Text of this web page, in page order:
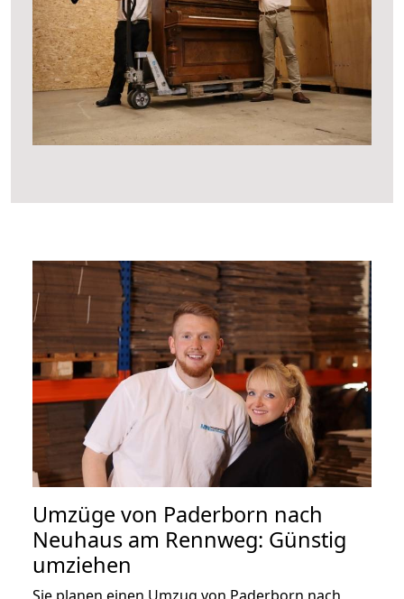
Umzüge von Paderborn nach
Neuhaus am Rennweg: Günstig
umziehen